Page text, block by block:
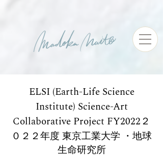
ELSI (Earth-Life Science
Institute) Science-Art
Collaborative Project FY2022 ２
０２２年度 東京工業大学 ・地球
生命研究所